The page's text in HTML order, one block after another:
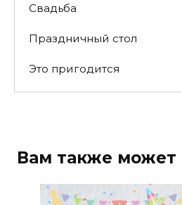
Свадьба
Праздничный стол
Это пригодится
Вам также может